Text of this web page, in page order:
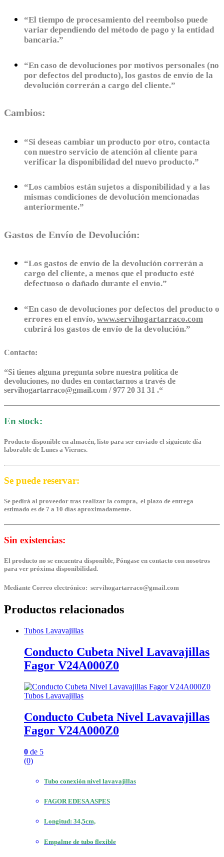
“El tiempo de procesamiento del reembolso puede
variar dependiendo del método de pago y la entidad
bancaria.”
“En caso de devoluciones por motivos personales (no
por defectos del producto), los gastos de envío de la
devolución correrán a cargo del cliente.”
Cambios:
“Si deseas cambiar un producto por otro, contacta
con nuestro servicio de atención al cliente para
verificar la disponibilidad del nuevo producto.”
“Los cambios están sujetos a disponibilidad y a las
mismas condiciones de devolución mencionadas
anteriormente.”
Gastos de Envío de Devolución:
“Los gastos de envío de la devolución correrán a
cargo del cliente, a menos que el producto esté
defectuoso o dañado durante el envío.”
“En caso de devoluciones por defectos del producto o
errores en el envío, www.servihogartarraco.com
cubrirá los gastos de envío de la devolución.”
Contacto:
“Si tienes alguna pregunta sobre nuestra política de
devoluciones, no dudes en contactarnos a través de
servihogartarraco@gmail.com / 977 20 31 31 .“
En stock:
Producto disponible en almacén, listo para ser enviado el siguiente día
laborable de Lunes a Viernes.
Se puede reservar:
Se pedirá al proveedor tras realizar la compra, el plazo de entrega
estimado es de 7 a 10 días aproximadamente.
Sin existencias:
El producto no se encuentra disponible, Póngase en contacto con nosotros
para ver próxima disponibilidad.
Mediante Correo electrónico: servihogartarraco@gmail.com
Productos relacionados
Tubos Lavavajillas
Conducto Cubeta Nivel Lavavajillas
Fagor V24A000Z0
Tubos Lavavajillas
Conducto Cubeta Nivel Lavavajillas
Fagor V24A000Z0
0 de 5
(0)
Tubo conexión nivel lavavajillas
FAGOR EDESA ASPES
Longitud: 34,5cm,
Empalme de tubo flexible